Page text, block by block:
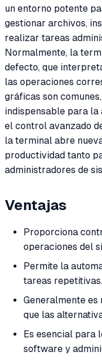
un entorno potente
gestionar archivos,
realizar tareas
Normalmente, la
defecto, que
las operaciones
gráficas son
indispensable para
el control avanzado
la terminal abre
productividad tanto
administradores de
Ventajas
Proporciona
operaciones del
Permite la
tareas repetitivas.
Generalmente
que las
Es esencial para
software y